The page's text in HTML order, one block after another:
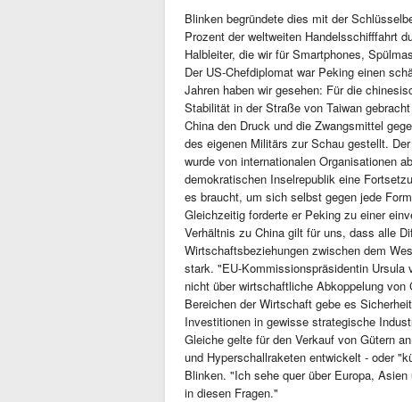
Blinken begründete dies mit der
Prozent der weltweiten Handelsschifffahrt
Halbleiter, die wir für Smartphones,
Der US-Chefdiplomat war Peking einen
Jahren haben wir gesehen: Für die
Stabilität in der Straße von Taiwan
China den Druck und die Zwangsmittel
des eigenen Militärs zur Schau gestellt.
wurde von internationalen Organisationen
demokratischen Inselrepublik eine
es braucht, um sich selbst gegen jede
Gleichzeitig forderte er Peking zu einer
Verhältnis zu China gilt für uns, dass alle
Wirtschaftsbeziehungen zwischen dem
stark. "EU-Kommissionspräsidentin
nicht über wirtschaftliche Abkoppelung
Bereichen der Wirtschaft gebe es
Investitionen in gewisse strategische
Gleiche gelte für den Verkauf von Gütern
und Hyperschallraketen entwickelt - oder
Blinken. "Ich sehe quer über Europa,
in diesen Fragen."